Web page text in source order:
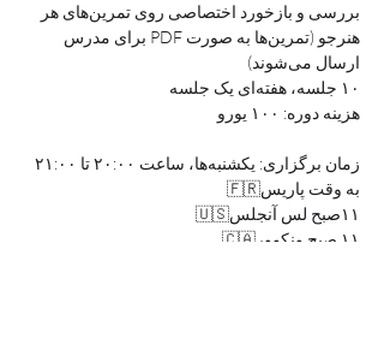
بررسی و بازخورد اختصاصی روی تمرین‌های هر
هنرجو (تمرین‌ها به صورت PDF برای مدرس
ارسال می‌شوند)
۱۰ جلسه، هفته‌ای یک جلسه
هزینه دوره: ۱۰۰ یورو
به وقت پاریس🇫🇷
۱۱صبح لس آنجلس🇺🇸
۱۱ صبح ونکوور🇨🇦